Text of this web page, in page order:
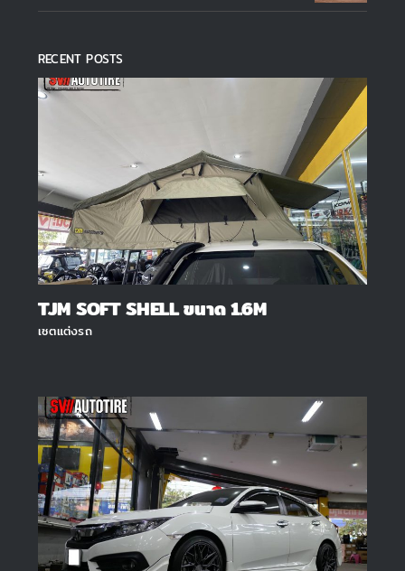
RECENT POSTS
TJM SOFT SHELL ขนาด 1.6M
เซตแต่งรถ